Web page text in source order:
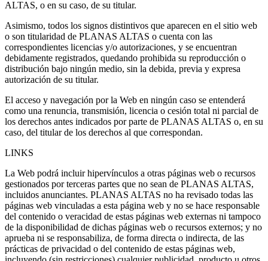
ALTAS, o en su caso, de su titular.
Asimismo, todos los signos distintivos que aparecen en el sitio web
o son titularidad de PLANAS ALTAS o cuenta con las
correspondientes licencias y/o autorizaciones, y se encuentran
debidamente registrados, quedando prohibida su reproducción o
distribución bajo ningún medio, sin la debida, previa y expresa
autorización de su titular.
El acceso y navegación por la Web en ningún caso se entenderá
como una renuncia, transmisión, licencia o cesión total ni parcial de
los derechos antes indicados por parte de PLANAS ALTAS o, en su
caso, del titular de los derechos al que correspondan.
LINKS
La Web podrá incluir hipervínculos a otras páginas web o recursos
gestionados por terceras partes que no sean de PLANAS ALTAS,
incluidos anunciantes. PLANAS ALTAS no ha revisado todas las
páginas web vinculadas a esta página web y no se hace responsable
del contenido o veracidad de estas páginas web externas ni tampoco
de la disponibilidad de dichas páginas web o recursos externos; y no
aprueba ni se responsabiliza, de forma directa o indirecta, de las
prácticas de privacidad o del contenido de estas páginas web,